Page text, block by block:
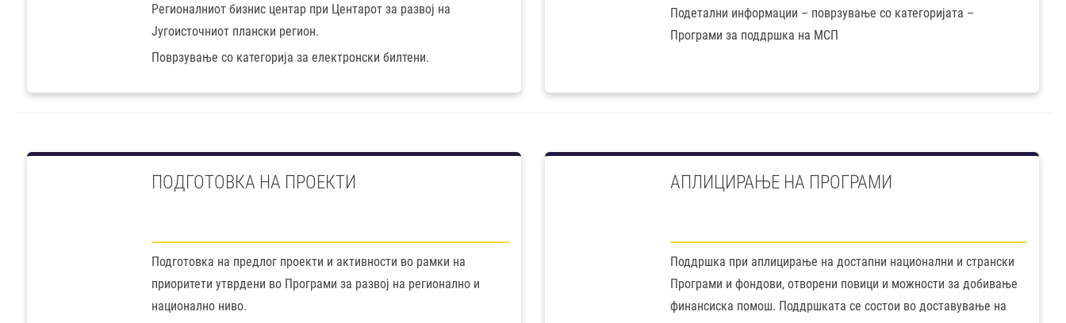
Регионалниот бизнис центар при Центарот за развој на
Југоисточниот плански регион.
Поврзување со категорија за електронски билтени.
Подетални информации – поврзување со категоријата –
Програми за поддршка на МСП
ПОДГОТОВКА НА ПРОЕКТИ
Подготовка на предлог проекти и активности во рамки на
приоритети утврдени во Програми за развој на регионално и
национално ниво.
АПЛИЦИРАЊЕ НА ПРОГРАМИ
Поддршка при аплицирање на достапни национални и странски
Програми и фондови, отворени повици и можности за добивање
финансиска помош. Поддршката се состои во доставување на